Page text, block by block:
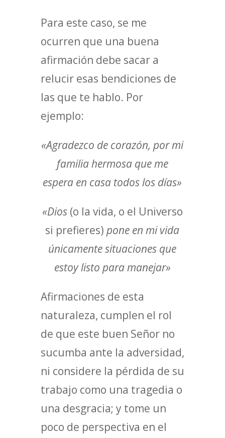
Para este caso, se me
ocurren que una buena
afirmación debe sacar a
relucir esas bendiciones de
las que te hablo. Por
ejemplo:
«Agradezco de corazón, por mi
familia hermosa que me
espera en casa todos los días»
«Dios (o la vida, o el Universo
si prefieres) pone en mi vida
únicamente situaciones que
estoy listo para manejar»
Afirmaciones de esta
naturaleza, cumplen el rol
de que este buen Señor no
sucumba ante la adversidad,
ni considere la pérdida de su
trabajo como una tragedia o
una desgracia; y tome un
poco de perspectiva en el